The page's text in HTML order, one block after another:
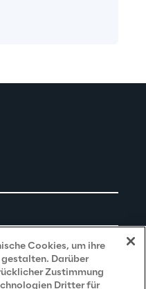
Cookies, um ihre
Darüber
Zustimmung
Dritter für